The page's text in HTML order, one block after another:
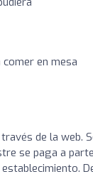
en mesa
de la web.
se paga a